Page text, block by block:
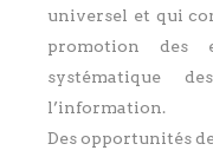
universel et qui
promotion des
systématique
l’information.
Des opportunités